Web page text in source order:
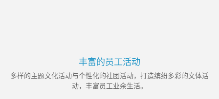
丰富的员工活动
多样的主题文化活动与个性化的社团活动，打造缤纷多彩的文体活
动，丰富员工业余生活。